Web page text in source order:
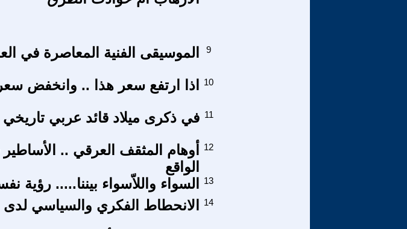
الموسيقى الفنية المعاصرة في 9
اذا ارتفع سعر هذا .. وانخفض 10
في ذكرى ميلاد قائد عربي تاريخي 11
أوهام المثقف العرقي ..
الواقع
12
السواء واللاّسواء بيننا..... رؤية 13
الانحطاط الفكري والسياسي لدى 14